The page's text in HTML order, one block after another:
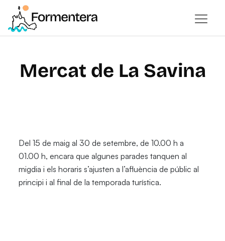
Mercat de La Savina
Del 15 de maig al 30 de setembre, de 10.00 h a
01.00 h, encara que algunes parades tanquen al
migdia i els horaris s’ajusten a l’afluència de públic al
principi i al final de la temporada turística.